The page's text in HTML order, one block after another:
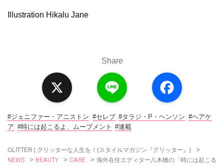
Illustration Hikalu Jane
Share
a
c
o
#ジェニファー・アニストン #セレブ #タラジ・P・ヘンソン #ヘアケ
ア #時には起こるよ、ムーブメント #連載
GLITTER | グリッターな人生を！(スタイルマガジン『グリッター』) >
NEWS > BEAUTY > CARE > 海外在住エディター八木橋の「時には起こる